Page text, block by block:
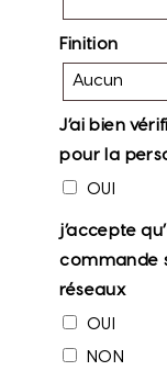
Finition
J’ai bien
pour la
OUI
j’accepte
commande
réseaux
OUI
NON